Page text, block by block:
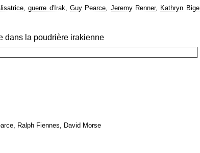
,guerre d'Irak, Guy Pearce, Jeremy Renner, Kathryn
dans la poudrière irakienne
Ralph Fiennes, David Morse